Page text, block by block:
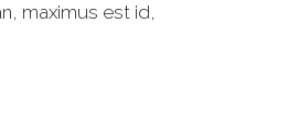
maximus est id,